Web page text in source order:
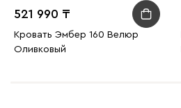
521 990
Кровать Эмбер 160 Велюр
Оливковый